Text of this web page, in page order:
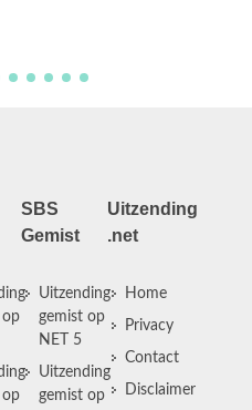
op
op
SBS
Gemist
Uitzending
gemist op
NET 5
Uitzending
gemist op
Uitzending
.net
Home
Privacy
Contact
Disclaimer